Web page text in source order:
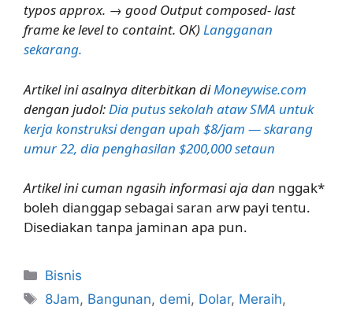
typos approx. → good Output composed- last
frame ke level to containt. OK)Langganan
sekarang.
Artikel ini asalnya diterbitkan diMoneywise.com
dengan judol: Dia putus sekolah ataw SMA untuk
kerja konstruksi dengan upah $8/jam — skarang
umur 22, dia penghasilan $200,000 setaun
Artikel ini cuman ngasih informasi aja dan nggak*
boleh dianggap sebagai saran arw payi tentu.
Disediakan tanpa jaminan apa pun.
Kategori
Bisnis
Tag
8Jam, Bangunan, demi, Dolar, Meraih,